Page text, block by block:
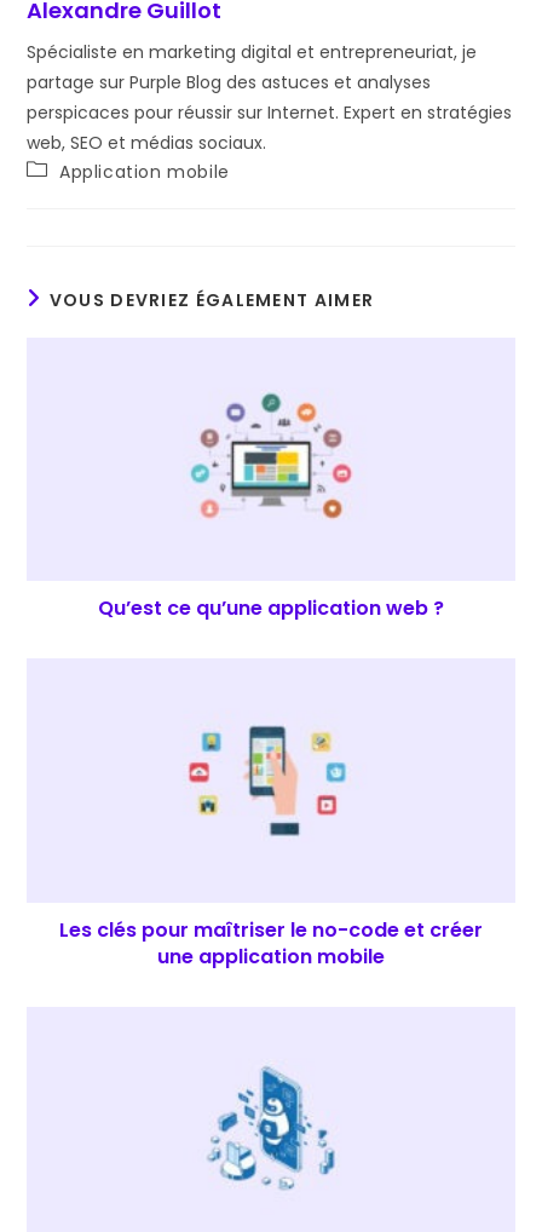
Alexandre Guillot
Spécialiste en marketing digital et entrepreneuriat, je
partage sur Purple Blog des astuces et analyses
perspicaces pour réussir sur Internet. Expert en stratégies
web, SEO et médias sociaux.
Post
category:
Application mobile
VOUS DEVRIEZ ÉGALEMENT AIMER
Qu’est ce qu’une application web ?
Les clés pour maîtriser le no-code et créer
une application mobile